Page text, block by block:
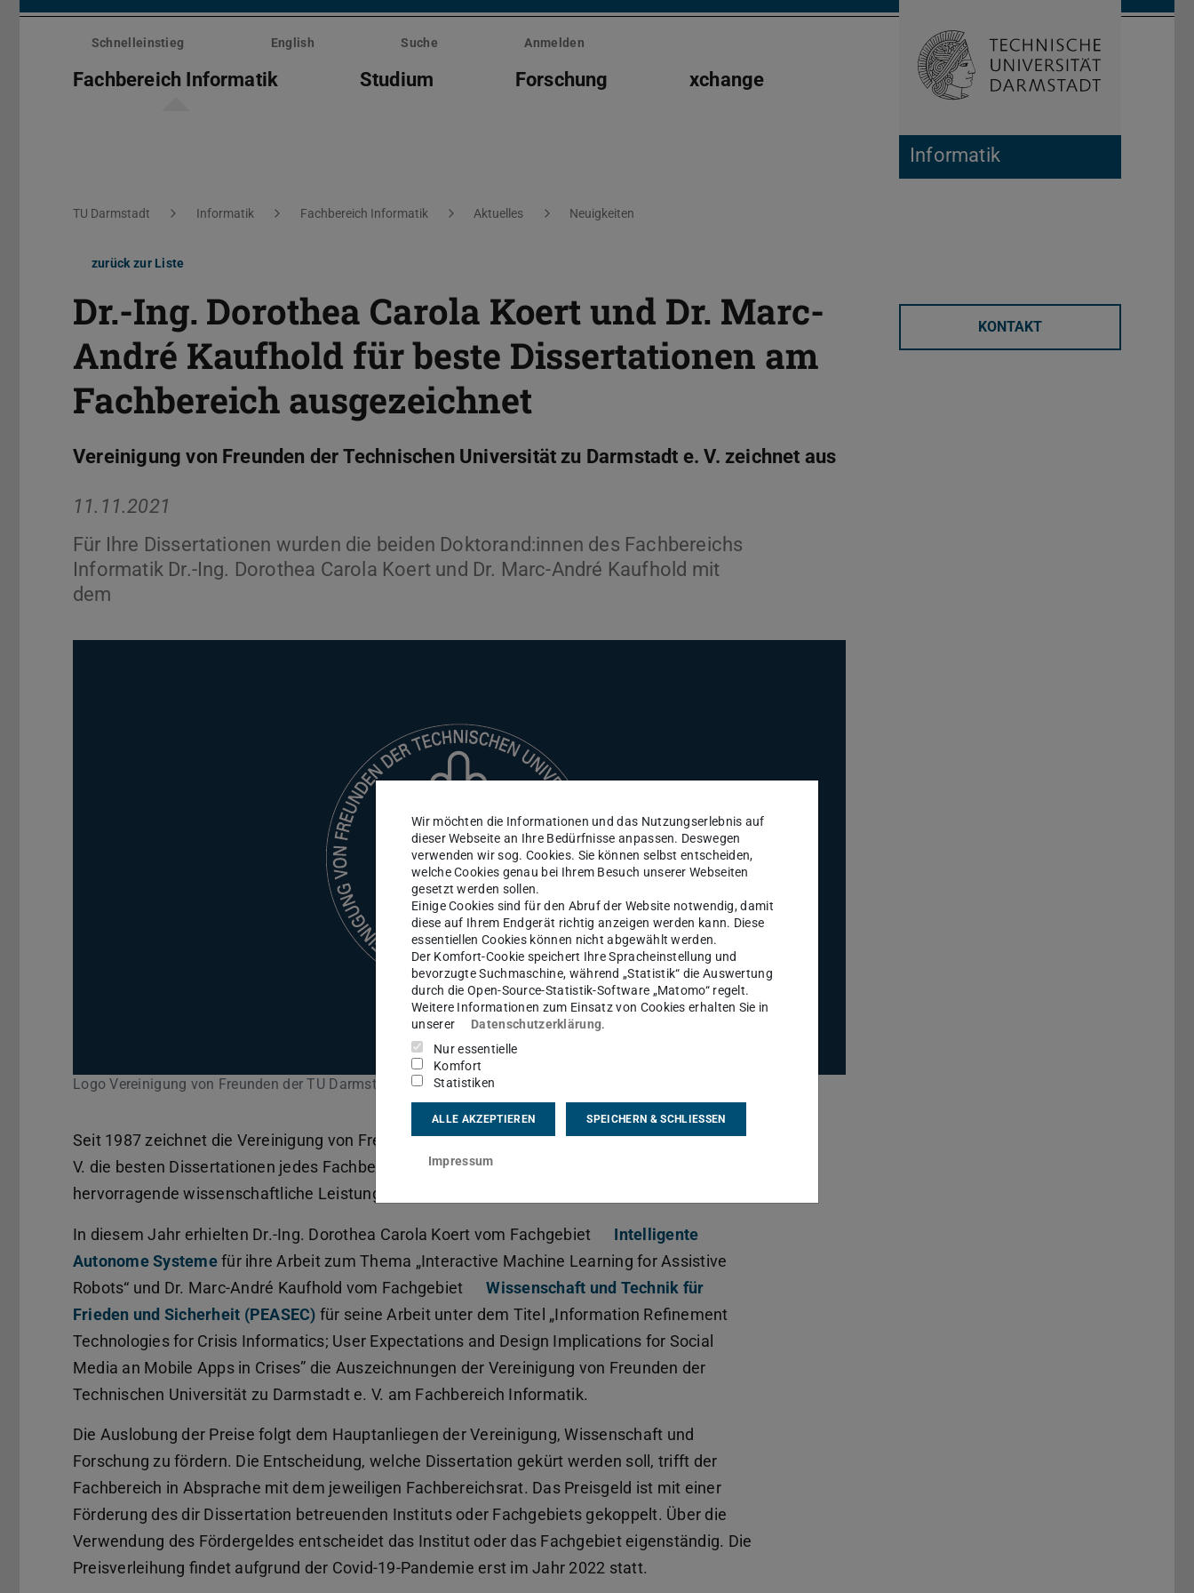
Menü
überspringen
Informatik
Schnelleinstieg English Suche Anmelden
Fachbereich Informatik Studium Forschung xchange Suche öffnen
Sie befinden sich hier:
TU Darmstadt Informatik Fachbereich Informatik Aktuelles Neuigkeiten
zurück zur Liste
Dr.-Ing. Dorothea Carola Koert und Dr. Marc-
André Kaufhold für beste Dissertationen am
Fachbereich ausgezeichnet
Vereinigung von Freunden der Technischen Universität zu Darmstadt e. V. zeichnet aus
11.11.2021
Für Ihre Dissertationen wurden die beiden Doktorand:innen des Fachbereichs
Informatik Dr.-Ing. Dorothea Carola Koert und Dr. Marc-André Kaufhold mit
dem
Logo Vereinigung von Freunden der TU Darmstadt
Seit 1987 zeichnet die Vereinigung von Freunden der Technischen Universität zu Darmstadt e.
V. die besten Dissertationen jedes Fachbereichs der TU Darmstadt aus. Die Preise für
hervorragende wissenschaftliche Leistungen …
In diesem Jahr erhielten Dr.-Ing. Dorothea Carola Koert vom Fachgebiet
Intelligente
Autonome Systemefür ihre Arbeit zum Thema „Interactive Machine Learning for Assistive
Robots“ und Dr. Marc-André Kaufhold vom Fachgebiet
Wissenschaft und Technik für
Frieden und Sicherheit (PEASEC) für seine Arbeit unter dem Titel „Information Refinement
Technologies for Crisis Informatics; User Expectations and Design Implications for Social
Media an Mobile Apps in Crises” die Auszeichnungen der Vereinigung von Freunden der
Technischen Universität zu Darmstadt e. V. am Fachbereich Informatik.
Die Auslobung der Preise folgt dem Hauptanliegen der Vereinigung, Wissenschaft und
Forschung zu fördern. Die Entscheidung, welche Dissertation gekürt werden soll, trifft der
Fachbereich in Absprache mit dem jeweiligen Fachbereichsrat. Das Preisgeld ist mit einer
Förderung des dir Dissertation betreuenden Instituts oder Fachgebiets gekoppelt. Über die
Verwendung des Fördergeldes entscheidet das Institut oder das Fachgebiet eigenständig. Die
Preisverleihung findet aufgrund der Covid-19-Pandemie erst im Jahr 2022 statt.
KONTAKT
Wir möchten die Informationen und das Nutzungserlebnis auf
dieser Webseite an Ihre Bedürfnisse anpassen. Deswegen
verwenden wir sog. Cookies. Sie können selbst entscheiden,
welche Cookies genau bei Ihrem Besuch unserer Webseiten
gesetzt werden sollen.
Einige Cookies sind für den Abruf der Website notwendig, damit
diese auf Ihrem Endgerät richtig anzeigen werden kann. Diese
essentiellen Cookies können nicht abgewählt werden.
Der Komfort-Cookie speichert Ihre Spracheinstellung und
bevorzugte Suchmaschine, während „Statistik“ die Auswertung
durch die Open-Source-Statistik-Software „Matomo“ regelt.
Weitere Informationen zum Einsatz von Cookies erhalten Sie in
unserer
Datenschutzerklärung.
Nur essentielle
Komfort
Statistiken
ALLE AKZEPTIEREN SPEICHERN & SCHLIESSEN
Impressum